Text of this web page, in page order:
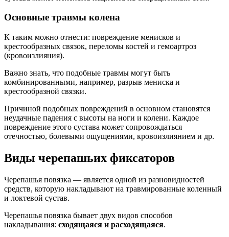
Основные травмы колена
К таким можно отнести: повреждение менисков и
крестообразных связок, переломы костей и гемоартроз
(кровоизлияния).
Важно знать, что подобные травмы могут быть
комбинированными, например, разрыв мениска и
крестообразной связки.
Причиной подобных повреждений в основном становятся
неудачные падения с высоты на ноги и колени. Каждое
повреждение этого сустава может сопровождаться
отечностью, болевыми ощущениями, кровоизлиянием и др.
Виды черепашьих фиксаторов
Черепашья повязка — является одной из разновидностей
средств, которую накладывают на травмированные коленный
и локтевой сустав.
Черепашья повязка бывает двух видов способов
накладывания: сходящаяся и расходящаяся.